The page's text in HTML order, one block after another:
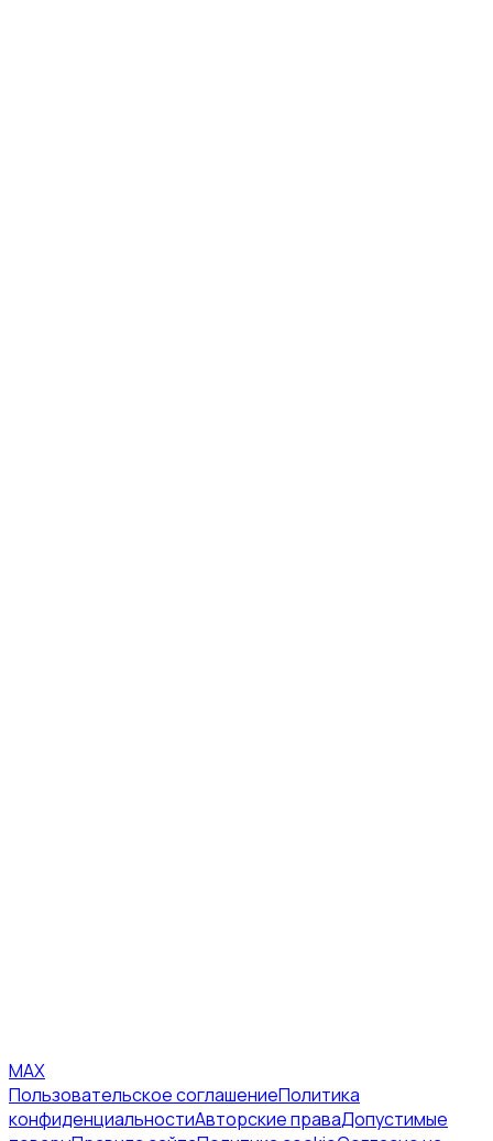
MAX
Пользовательское соглашениеПолитика
конфиденциальностиАвторские праваДопустимые